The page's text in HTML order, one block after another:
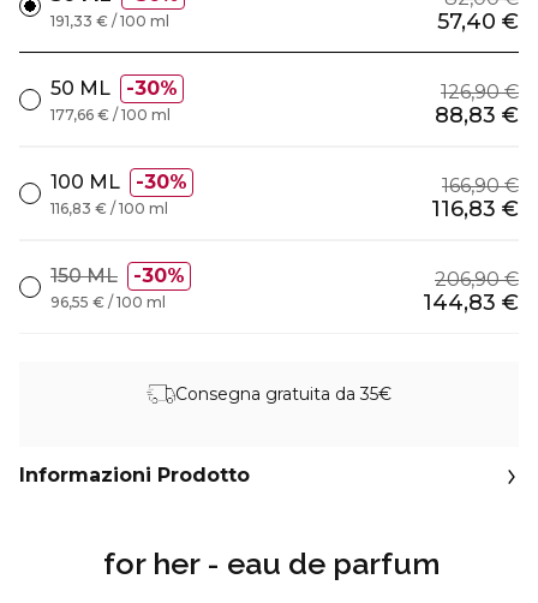
57,40 €
191,33 € / 100 ml
50 ML 30% 126,90 €
88,83 €
177,66 € / 100 ml
100 ML 30% 166,90 €
116,83 €
116,83 € / 100 ml
150 ML 30% 206,90 €
144,83 €
96,55 € / 100 ml
Consegna gratuita da 35€
Informazioni Prodotto
for her - eau de parfum